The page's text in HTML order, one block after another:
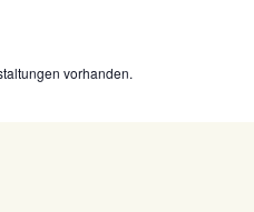
vorhanden.